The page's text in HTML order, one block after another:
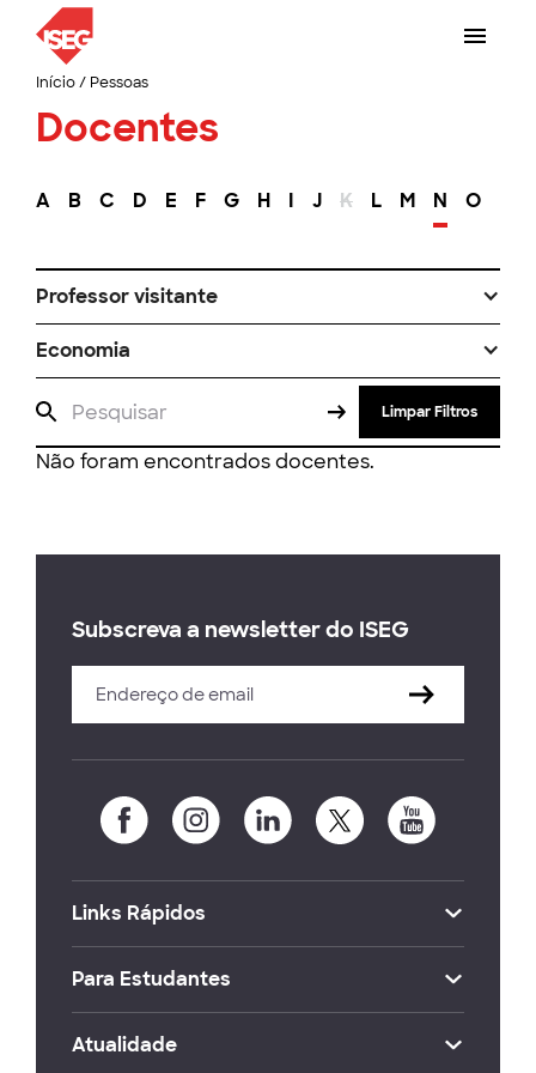
Início/ Pessoas
Docentes
A B C D E F G H I J K L M N O
Professor visitante
Economia
Limpar Filtros
Não foram encontrados docentes.
Subscreva a newsletter do ISEG
Links Rápidos
Para Estudantes
Atualidade